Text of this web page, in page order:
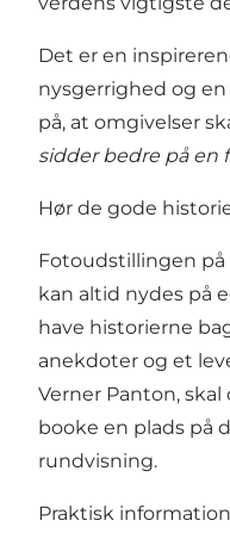
Det er en
nysgerrighed og
på, at omgivelser
sidder bedre på en
Hør de gode
Fotoudstillingen på
kan altid nydes på
have historierne
anekdoter og et
Verner Panton,
booke en plads på
rundvisning.
Praktisk information